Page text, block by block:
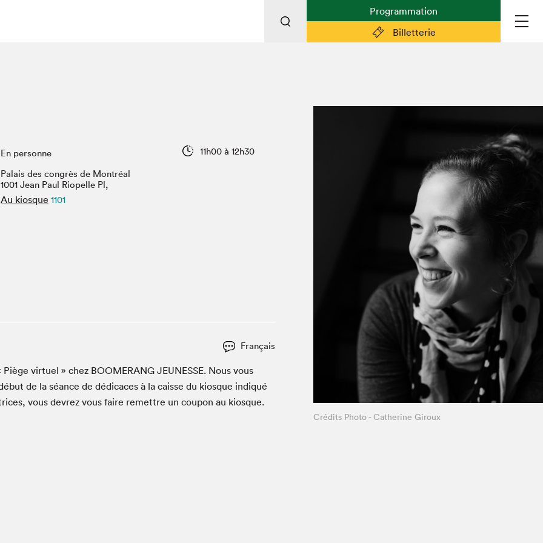
Billetterie
Programmation
Vidéos et balados
Le Salon dans ta classe
Liseur Public
Matinées scolaires Hydro-Québec
Espace enseignant·e·s
Espace participant⋅e⋅s
Espace Salon dans la ville
Espace bénévoles
À propos du Salon
Liste des exposant·e·s
Liste des auteur·rice·s
En personne
11h00 à 12h30
Palais des congrès de Montréal
1001 Jean Paul Riopelle Pl,
Au kiosque 1101
Français
virtuel » chez BOOMERANG JEUNESSE. Nous vous
de la séance de dédi­caces à la caisse du kiosque indiqué
vous devrez vous faire remet­tre un coupon au kiosque.
Crédits Photo - Catherine Giroux